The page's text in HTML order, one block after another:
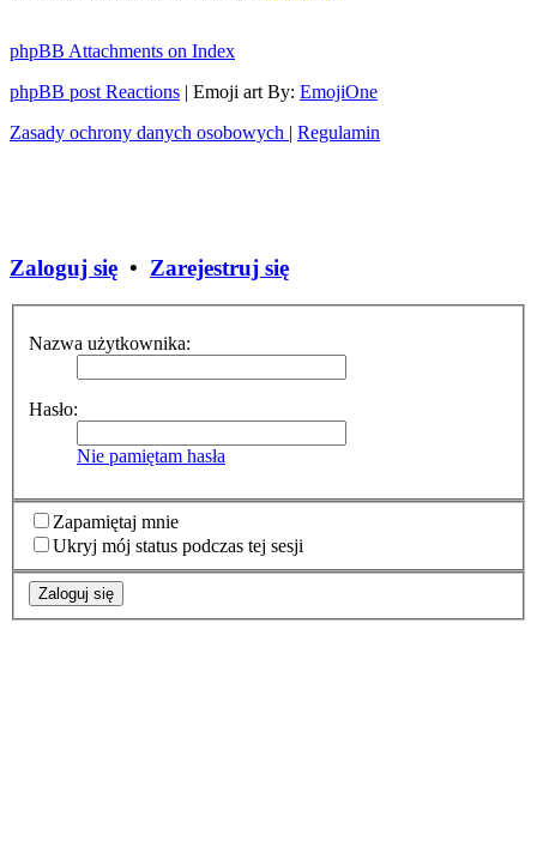
phpBB Attachments on Index
phpBB post Reactions | Emoji art By: EmojiOne
Zasady ochrony danych osobowych | Regulamin
Zaloguj się • Zarejestruj się
Nazwa użytkownika:
Hasło:
Nie pamiętam hasła
Zapamiętaj mnie
Ukryj mój status podczas tej sesji